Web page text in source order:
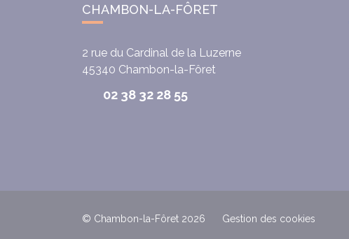
CHAMBON-LA-FÔRET
2 rue du Cardinal de la Luzerne
45340 Chambon-la-Fôret
02 38 32 28 55
© Chambon-la-Fôret 2026 Gestion des cookies